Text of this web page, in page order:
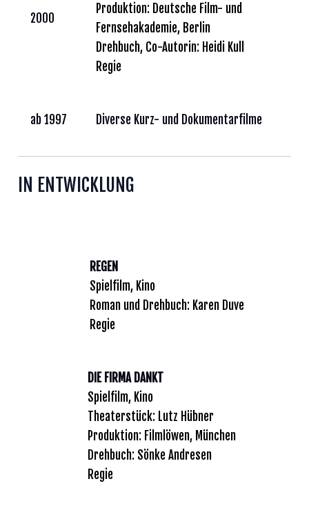
2000
Produktion: Deutsche Film- und
Fernsehakademie, Berlin
Drehbuch, Co-Autorin: Heidi Kull
Regie
ab 1997 Diverse Kurz- und Dokumentarfilme
IN ENTWICKLUNG
REGEN
Spielfilm, Kino
Roman und Drehbuch: Karen Duve
Regie
DIE FIRMA DANKT
Spielfilm, Kino
Theaterstück: Lutz Hübner
Produktion: Filmlöwen, München
Drehbuch: Sönke Andresen
Regie